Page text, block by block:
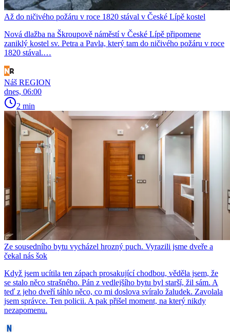
Až do ničivého požáru v roce 1820 stával v České Lípě kostel
Nová dlažba na Škroupově náměstí v České Lípě připomene
zaniklý kostel sv. Petra a Pavla, který tam do ničivého požáru v roce
1820 stával.…
Náš REGION
dnes, 06:00
2 min
Ze sousedního bytu vycházel hrozný puch. Vyrazili jsme dveře a
čekal nás šok
Když jsem ucítila ten zápach prosakující chodbou, věděla jsem, že
se stalo něco strašného. Pán z vedlejšího bytu byl starší, žil sám. A
teď z jeho dveří táhlo něco, co mi doslova svíralo žaludek. Zavolala
jsem správce. Ten policii. A pak přišel moment, na který nikdy
nezapomenu.